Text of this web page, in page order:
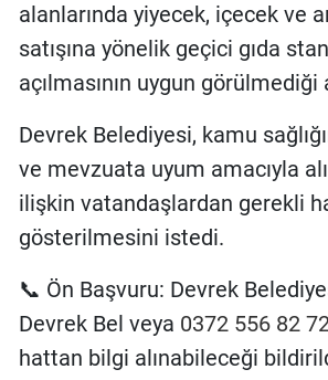
alanlarında yiyecek, içecek ve
satışına yönelik geçici gıda
açılmasının uygun görülmediği
Devrek Belediyesi, kamu
ve mevzuata uyum amacıyla
ilişkin vatandaşlardan gerekli
gösterilmesini istedi.
📞 Ön Başvuru: Devrek
Devrek Bel veya 0372 556 82
hattan bilgi alınabileceği